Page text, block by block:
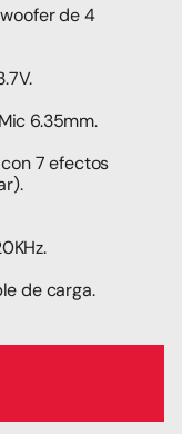
de 4
6.35mm.
7 efectos
de carga.